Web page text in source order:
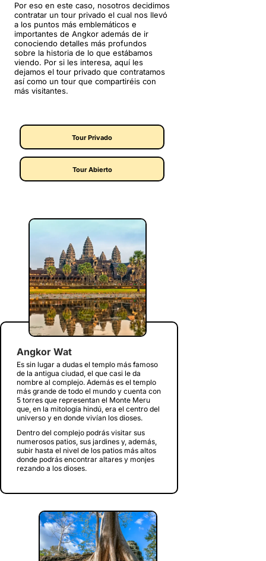
Por eso en este caso, nosotros decidimos
contratar un tour privado el cual nos llevó
a los puntos más emblemáticos e
importantes de Angkor además de ir
conociendo detalles más profundos
sobre la historia de lo que estábamos
viendo. Por si les interesa, aquí les
dejamos el tour privado que contratamos
así como un tour que compartiréis con
más visitantes.
Tour Privado
Tour Abierto
Angkor Wat
Es sin lugar a dudas el templo más famoso
de la antigua ciudad, el que casi le da
nombre al complejo. Además es el templo
más grande de todo el mundo y cuenta con
5 torres que representan el Monte Meru
que, en la mitología hindú, era el centro del
universo y en donde vivían los dioses.
Dentro del complejo podrás visitar sus
numerosos patios, sus jardines y, además,
subir hasta el nivel de los patios más altos
donde podrás encontrar altares y monjes
rezando a los dioses.